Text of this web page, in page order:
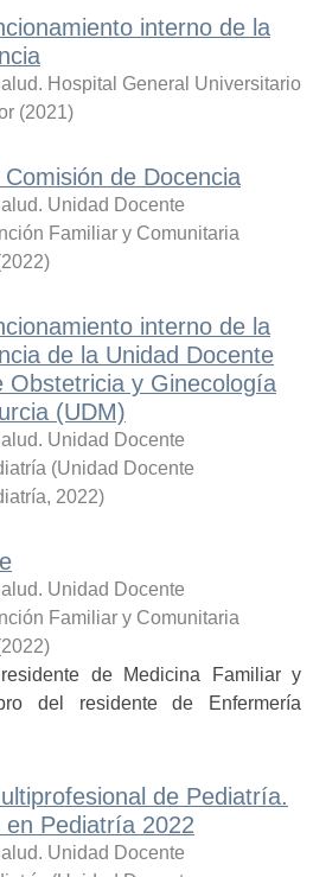
interno de la
Hospital General Universitario
(2021)
de Docencia
Unidad Docente
Familiar y Comunitaria
2022)
interno de la
de la Unidad Docente
Obstetricia y Ginecología
(UDM)
Unidad Docente
(Unidad Docente
, 2022)
Unidad Docente
Familiar y Comunitaria
2022)
de Medicina Familiar y
del residente de Enfermería
de Pediatría.
Pediatría 2022
Unidad Docente